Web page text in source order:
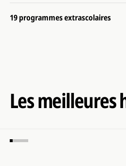
19 programmes extrascolaires
Les meilleures